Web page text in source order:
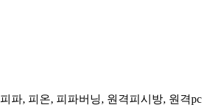
파, 피온, 피파버닝, 원격피시방, 원격pc